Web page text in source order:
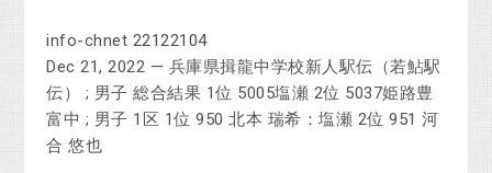
info-chnet 22122104
Dec 21, 2022 — 兵庫県揖龍中学校新人駅伝（若鮎駅
伝） ; 男子 総合結果 1位 5005塩瀬 2位 5037姫路豊
富中 ; 男子 1区 1位 950 北本 瑞希：塩瀬 2位 951 河
合 悠也